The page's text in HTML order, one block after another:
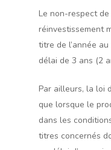
Le non-respect
réinvestissement
titre de l’année
délai de 3 ans (2
Par ailleurs, la loi
que lorsque le
dans les
titres concernés